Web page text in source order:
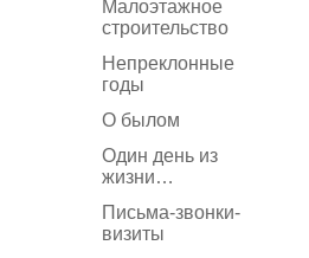
Малоэтажное
строительство
Непреклонные
годы
О былом
Один день из
жизни…
Письма-звонки-
визиты